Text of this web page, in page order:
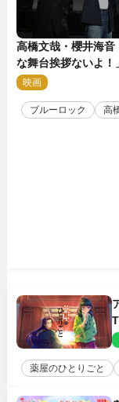
高橋文哉・櫻井海音
な舞台挨拶ないよ！
ク』自由すぎるイベ
映画
ブルーロック 高
薬屋のひとりごと